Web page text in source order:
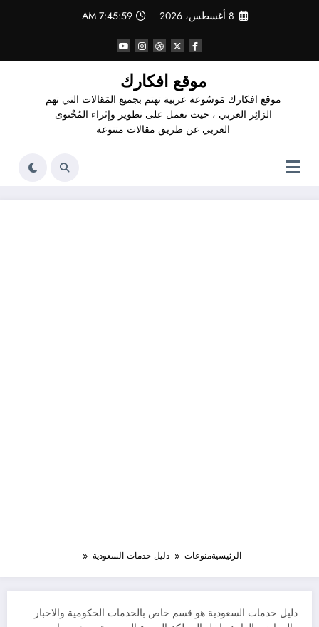
8 أغسطس، 2026 7:46:00 AM
موقع افكارك
موقع افكارك مَوسُوعة عربية تهتم بجميع المَقالات التي تهم
الزائِر العربي ، حيث نعمل على تطوير وإثراء المُحْتوى
العربي عن طريق مقالات متنوعة
الرئيسيةمنوعات دليل خدمات السعودية
دليل خدمات السعودية هو قسم خاص بالخدمات الحكومية والاخبار